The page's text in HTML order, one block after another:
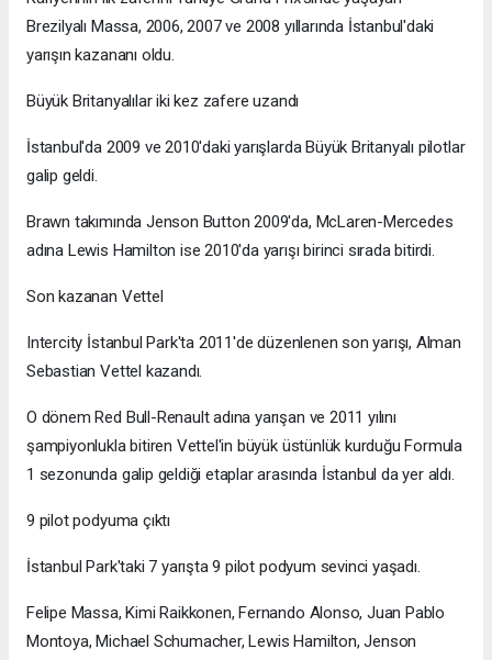
Brezilyalı Massa, 2006, 2007 ve 2008 yıllarında İstanbul'daki
yarışın kazananı oldu.
Büyük Britanyalılar iki kez zafere uzandı
İstanbul'da 2009 ve 2010'daki yarışlarda Büyük Britanyalı pilotlar
galip geldi.
Brawn takımında Jenson Button 2009'da, McLaren-Mercedes
adına Lewis Hamilton ise 2010'da yarışı birinci sırada bitirdi.
Son kazanan Vettel
Intercity İstanbul Park'ta 2011'de düzenlenen son yarışı, Alman
Sebastian Vettel kazandı.
O dönem Red Bull-Renault adına yarışan ve 2011 yılını
şampiyonlukla bitiren Vettel'in büyük üstünlük kurduğu Formula
1 sezonunda galip geldiği etaplar arasında İstanbul da yer aldı.
9 pilot podyuma çıktı
İstanbul Park'taki 7 yarışta 9 pilot podyum sevinci yaşadı.
Felipe Massa, Kimi Raikkonen, Fernando Alonso, Juan Pablo
Montoya, Michael Schumacher, Lewis Hamilton, Jenson